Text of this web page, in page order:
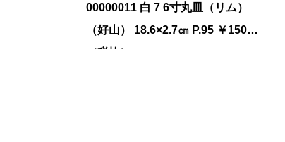
00000011 白 7 6寸丸皿（リム）
（好山） 18.6×2.7㎝ P.95 ￥1500
（税抜）